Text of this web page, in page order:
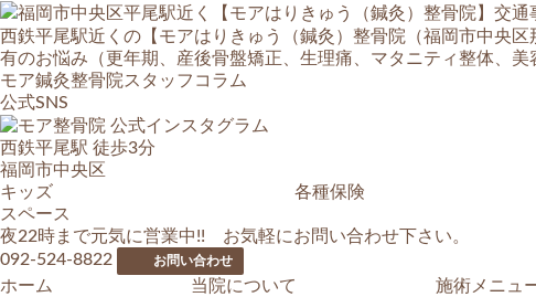
西鉄平尾駅近くの【モアはりきゅう（鍼灸）整骨院（福岡市中央
有のお悩み（更年期、産後骨盤矯正、生理痛、マタニティ整体、
モア鍼灸整骨院スタッフコラム
公式SNS
西鉄平尾駅 徒歩3分
福岡市中央区
キッズ
スペース
各種保険
夜22時まで元気に営業中!! お気軽にお問い合わせ下さい。
092-524-8822
お問い合わせ
ホーム 当院について 施術メニュ